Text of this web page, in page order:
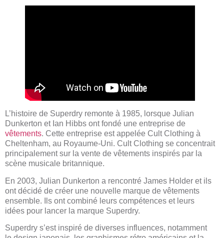
L’histoire de Superdry remonte à 1985, lorsque Julian
Dunkerton et Ian Hibbs ont fondé une entreprise de
vêtements. Cette entreprise est appelée Cult Clothing à
Cheltenham, au Royaume-Uni. Cult Clothing se concentrait
principalement sur la vente de vêtements inspirés par la
scène musicale britannique.
En 2003, Julian Dunkerton a rencontré James Holder et ils
ont décidé de créer une nouvelle marque de vêtements
ensemble. Ils ont combiné leurs compétences et leurs
idées pour lancer la marque Superdry.
Superdry s’est inspiré de diverses influences, notamment